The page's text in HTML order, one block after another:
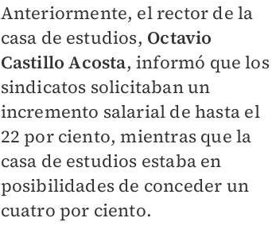
Anteriormente, el rector de la
casa de estudios, Octavio
Castillo Acosta, informó que los
sindicatos solicitaban un
incremento salarial de hasta el
22 por ciento, mientras que la
casa de estudios estaba en
posibilidades de conceder un
cuatro por ciento.